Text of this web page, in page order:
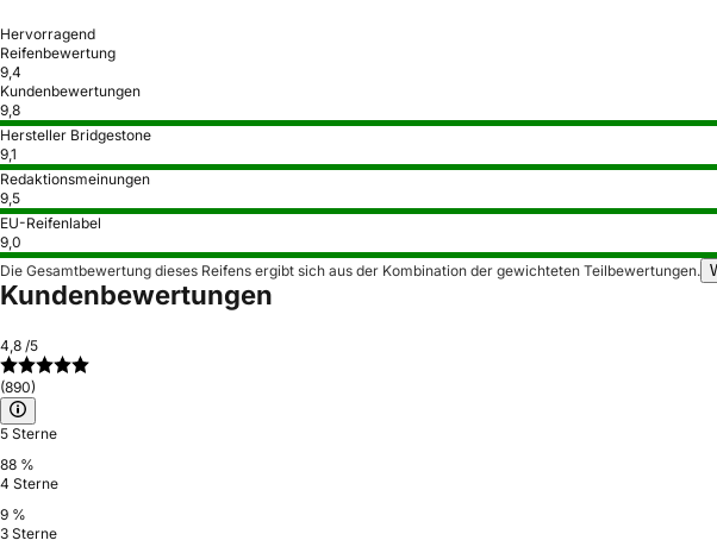
Hervorragend
Reifenbewertung
9,4
Kundenbewertungen
9,8
Hersteller Bridgestone
9,1
Redaktionsmeinungen
9,5
EU-Reifenlabel
9,0
Die Gesamtbewertung dieses Reifens ergibt sich aus der Kombination der gewichteten Teilbewertungen.
Kundenbewertungen
4,8 /5
(890)
5 Sterne
88 %
4 Sterne
9 %
3 Sterne